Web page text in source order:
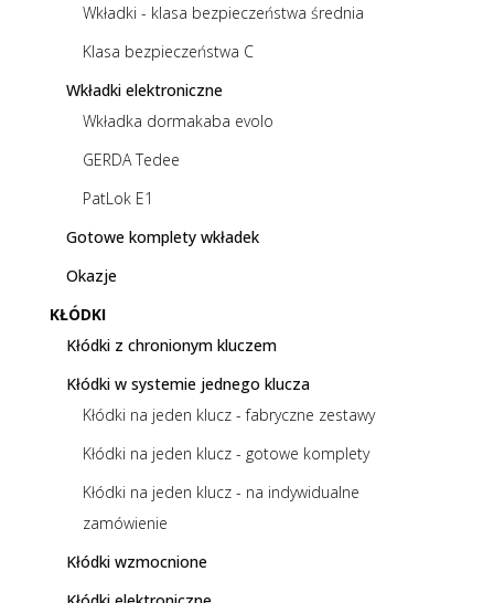
Wkładki - klasa bezpieczeństwa średnia
Klasa bezpieczeństwa C
Wkładki elektroniczne
Wkładka dormakaba evolo
GERDA Tedee
PatLok E1
Gotowe komplety wkładek
Okazje
KŁÓDKI
Kłódki z chronionym kluczem
Kłódki w systemie jednego klucza
Kłódki na jeden klucz - fabryczne zestawy
Kłódki na jeden klucz - gotowe komplety
Kłódki na jeden klucz - na indywidualne
zamówienie
Kłódki wzmocnione